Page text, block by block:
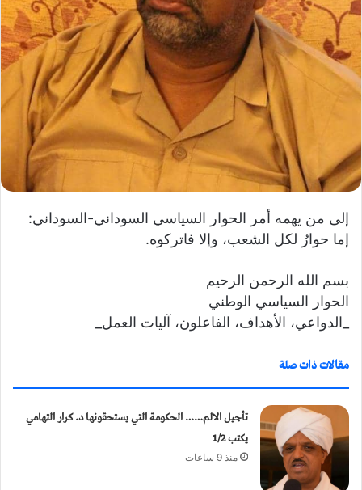
و
ن
ي
إلى من يهمه أمر الحوار السياسي السوداني-السوداني:
إما حوارٌ لكل الشعب، وإلا فاتركوه.
بسم الله الرحمن الرحيم
الحوار السياسي الوطني
_الدواعي، الأهداف، الفاعلون، آليات العمل_
مقالات ذات صلة
تأجيل الالم…… الحكومة التي يستحقونها د. كرار التهامي
يكتب 1/2
منذ 9 ساعات